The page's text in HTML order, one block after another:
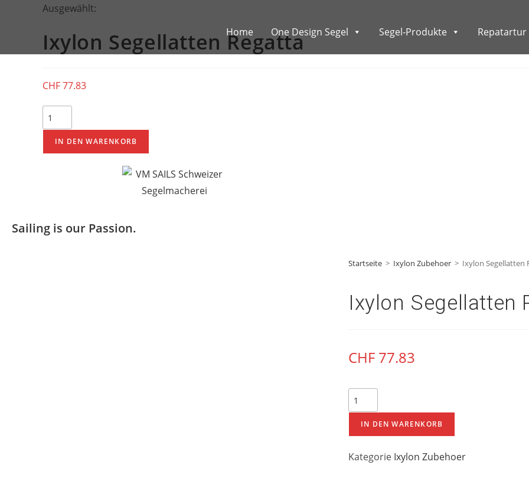
Home One Design Segel Segel-Produkte Repatartur
Ausgewählt:
Ixylon Segellatten Regatta
CHF77.83
IN DEN WARENKORB
Sailing is our Passion.
Startseite > Ixylon Zubehoer > Ixylon Segellatten
Ixylon Segellatten
CHF 77.83
IN DEN WARENKORB
Kategorie Ixylon Zubehoer